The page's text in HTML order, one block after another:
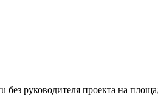
без руководителя проекта на